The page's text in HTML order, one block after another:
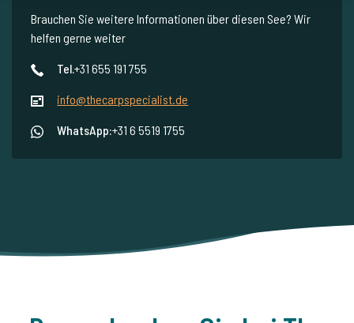
Brauchen Sie weitere Informationen über diesen See? Wir
helfen gerne weiter
Tel.+31 655 191 755
info@thecarpspecialist.de
WhatsApp:+31 6 5519 1755